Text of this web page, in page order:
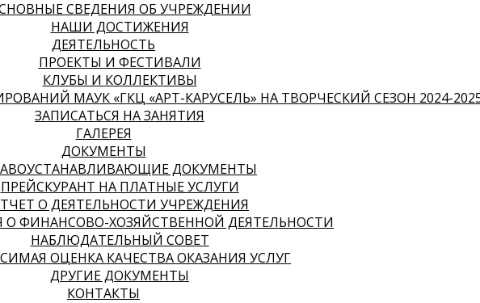
СВЕДЕНИЯ ОБ УЧРЕЖДЕНИИ
НАШИ ДОСТИЖЕНИЯ
ДЕЯТЕЛЬНОСТЬ
ПРОЕКТЫ И ФЕСТИВАЛИ
КЛУБЫ И КОЛЛЕКТИВЫ
МАУК «ГКЦ «АРТ-КАРУСЕЛЬ» НА ТВОРЧЕСКИЙ СЕЗОН 2024-
ЗАПИСАТЬСЯ НА ЗАНЯТИЯ
ГАЛЕРЕЯ
ДОКУМЕНТЫ
ДОКУМЕНТЫ
ПРЕЙСКУРАНТ НА ПЛАТНЫЕ УСЛУГИ
О ДЕЯТЕЛЬНОСТИ УЧРЕЖДЕНИЯ
ФИНАНСОВО-ХОЗЯЙСТВЕННОЙ ДЕЯТЕЛЬНОСТИ
НАБЛЮДАТЕЛЬНЫЙ СОВЕТ
ОЦЕНКА КАЧЕСТВА ОКАЗАНИЯ УСЛУГ
ДРУГИЕ ДОКУМЕНТЫ
КОНТАКТЫ